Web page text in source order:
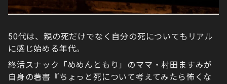
50代は、親の死だけでなく自分の死についてもリアル
に感じ始める年代。
終活スナック「めめんともり」のママ・村田ますみが
自身の著書『ちょっと死について考えてみたら怖くな